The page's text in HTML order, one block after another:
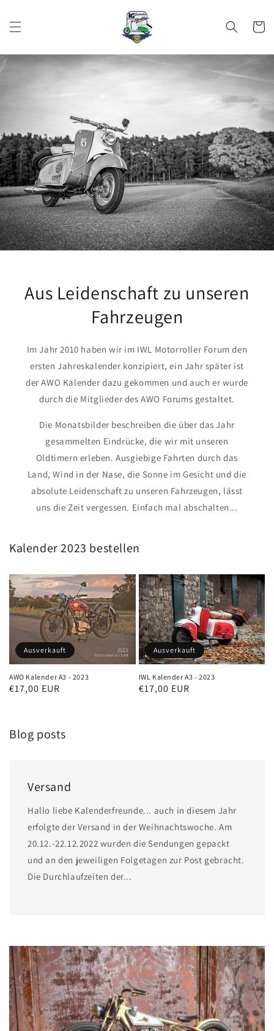
Inhalt
Aus Leidenschaft zu unseren
Fahrzeugen
Im Jahr 2010 haben wir im IWL Motorroller Forum den
ersten Jahreskalender konzipiert, ein Jahr später ist
der AWO Kalender dazu gekommen und auch er wurde
durch die Mitglieder des AWO Forums gestaltet.
Die Monatsbilder beschreiben die über das Jahr
gesammelten Eindrücke, die wir mit unseren
Oldtimern erleben. Ausgiebige Fahrten durch das
Land, Wind in der Nase, die Sonne im Gesicht und die
absolute Leidenschaft zu unseren Fahrzeugen, lässt
uns die Zeit vergessen. Einfach mal abschalten...
Kalender 2023 bestellen
AWO Kalender A3 - 2023
Normaler
€17,00 EUR
Ausverkauft
IWL Kalender A3 - 2023
Normaler
€17,00 EUR
Ausverkauft
Blog posts
Versand
Hallo liebe Kalenderfreunde... auch in diesem Jahr
erfolgte der Versand in der Weihnachtswoche. Am
20.12.-22.12.2022 wurden die Sendungen gepackt
und an den jeweiligen Folgetagen zur Post gebracht.
Die Durchlaufzeiten der...